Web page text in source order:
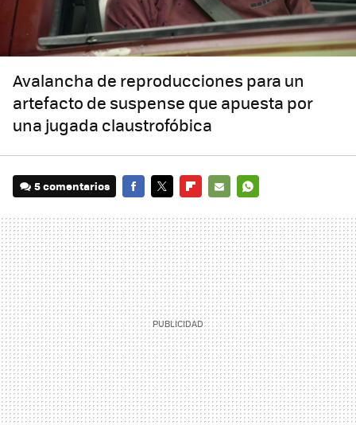
Avalancha de reproducciones para un
artefacto de suspense que apuesta por
una jugada claustrofóbica
5 comentarios
MAIL